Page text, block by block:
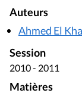
Auteurs
Ahmed El
Session
2010 - 2011
Matières